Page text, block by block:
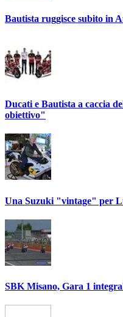
Bautista ruggisce subito in
Ducati e Bautista a caccia
obiettivo"
Una Suzuki "vintage" per
SBK Misano, Gara 1